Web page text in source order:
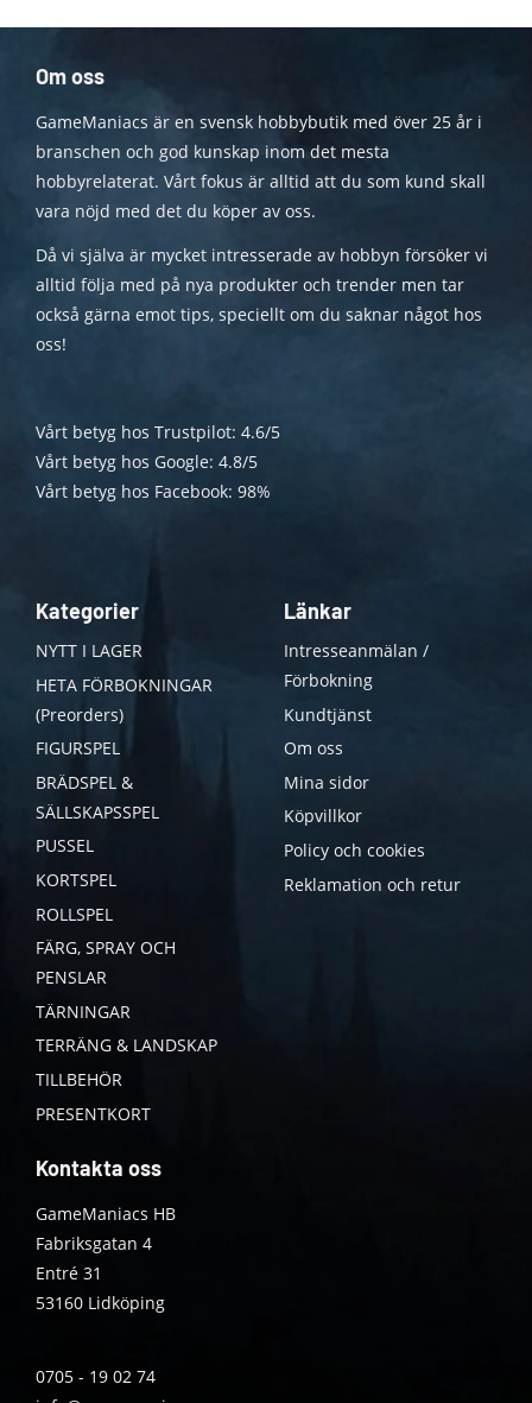
Om oss
GameManiacs är en svensk hobbybutik med över 25 år i
branschen och god kunskap inom det mesta
hobbyrelaterat. Vårt fokus är alltid att du som kund skall
vara nöjd med det du köper av oss.
Då vi själva är mycket intresserade av hobbyn försöker vi
alltid följa med på nya produkter och trender men tar
också gärna emot tips, speciellt om du saknar något hos
oss!
Vårt betyg hos Trustpilot: 4.6/5
Vårt betyg hos Google: 4.8/5
Vårt betyg hos Facebook: 98%
Kategorier
NYTT I LAGER
HETA FÖRBOKNINGAR
(Preorders)
FIGURSPEL
BRÄDSPEL &
SÄLLSKAPSSPEL
PUSSEL
KORTSPEL
ROLLSPEL
FÄRG, SPRAY OCH
PENSLAR
TÄRNINGAR
TERRÄNG & LANDSKAP
TILLBEHÖR
PRESENTKORT
Länkar
Intresseanmälan /
Förbokning
Kundtjänst
Om oss
Mina sidor
Köpvillkor
Policy och cookies
Reklamation och retur
Kontakta oss
GameManiacs HB
Fabriksgatan 4
Entré 31
53160 Lidköping
0705 - 19 02 74